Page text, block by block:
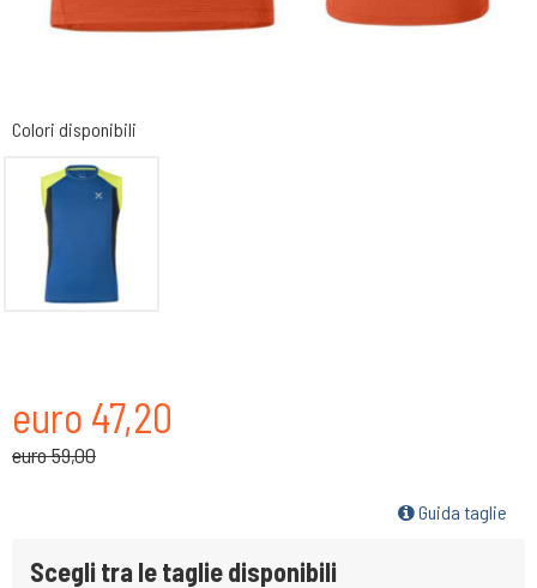
Colori disponibili
euro 47,20
euro 59,00
Guida taglie
Scegli tra le taglie disponibili